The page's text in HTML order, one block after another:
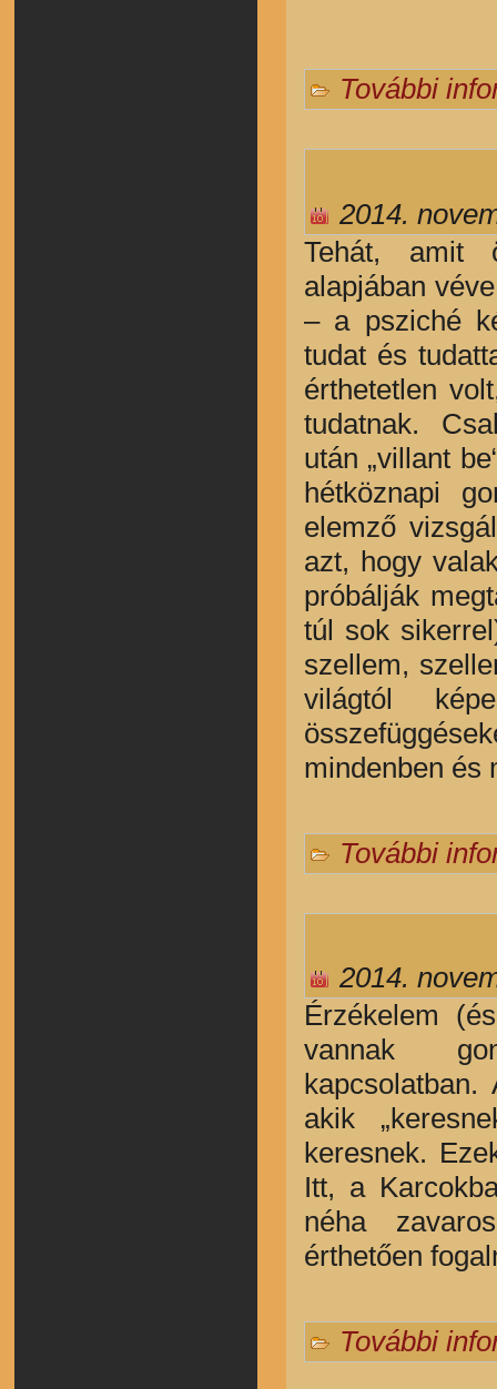
További
2014.
Tehát, amit
alapjában
– a psziché
tudat és
érthetetlen
tudatnak.
után „villant
hétköznapi
elemző
azt, hogy
próbálják
túl sok
szellem,
világtól
mindenben és
További
2014.
Érzékelem
vannak
akik
keresnek.
Itt, a
néha
érthetően
További